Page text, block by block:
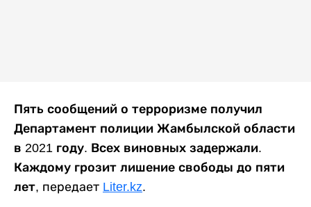
Пять сообщений о терроризме получил
Департамент полиции Жамбылской области
в 2021 году. Всех виновных задержали.
Каждому грозит лишение свободы до пяти
лет, передает Liter.kz.